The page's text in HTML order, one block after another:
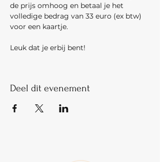
de prijs omhoog en betaal je het
volledige bedrag van 33 euro (ex btw)
voor een kaartje.
Leuk dat je erbij bent!
Deel dit evenement